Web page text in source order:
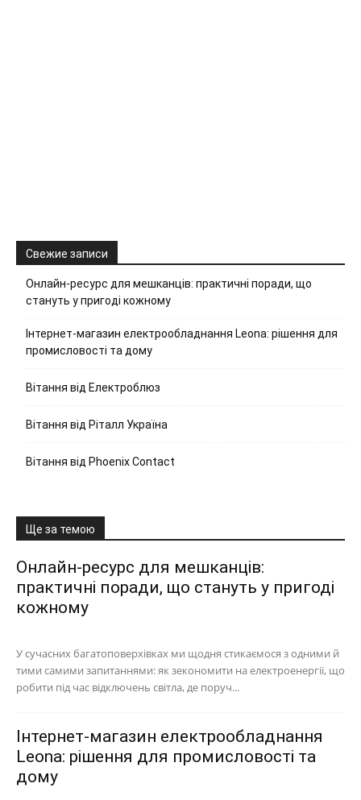
Свежие записи
Онлайн-ресурс для мешканців: практичні поради, що
стануть у пригоді кожному
Інтернет-магазин електрообладнання Leona: рішення для
промисловості та дому
Вітання від Електроблюз
Вітання від Ріталл Україна
Вітання від Phoenix Contact
Ще за темою
Онлайн-ресурс для мешканців:
практичні поради, що стануть у пригоді
кожному
У сучасних багатоповерхівках ми щодня стикаємося з одними й
тими самими запитаннями: як зекономити на електроенергії, що
робити під час відключень світла, де поруч...
Інтернет-магазин електрообладнання
Leona: рішення для промисловості та
дому